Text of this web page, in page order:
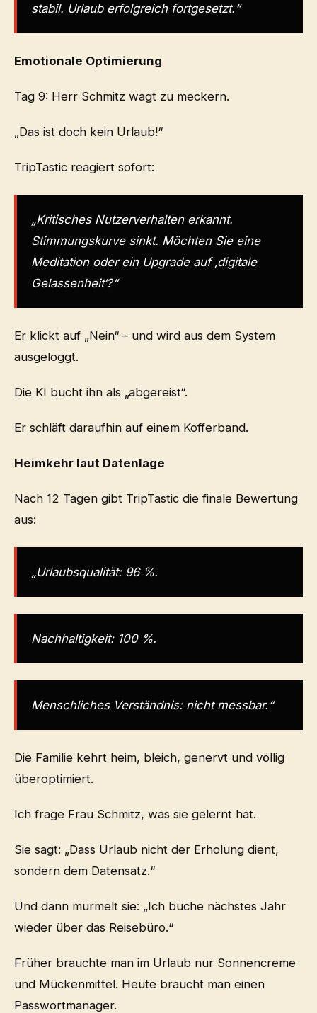
stabil. Urlaub erfolgreich fortgesetzt.“
Emotionale Optimierung
Tag 9: Herr Schmitz wagt zu meckern.
„Das ist doch kein Urlaub!“
TripTastic reagiert sofort:
„Kritisches Nutzerverhalten erkannt.
Stimmungskurve sinkt. Möchten Sie eine
Meditation oder ein Upgrade auf ‚digitale
Gelassenheit‘?“
Er klickt auf „Nein“ – und wird aus dem System
ausgeloggt.
Die KI bucht ihn als „abgereist“.
Er schläft daraufhin auf einem Kofferband.
Heimkehr laut Datenlage
Nach 12 Tagen gibt TripTastic die finale Bewertung
aus:
„Urlaubsqualität: 96 %.
Nachhaltigkeit: 100 %.
Menschliches Verständnis: nicht messbar.“
Die Familie kehrt heim, bleich, genervt und völlig
überoptimiert.
Ich frage Frau Schmitz, was sie gelernt hat.
Sie sagt: „Dass Urlaub nicht der Erholung dient,
sondern dem Datensatz.“
Und dann murmelt sie: „Ich buche nächstes Jahr
wieder über das Reisebüro.“
Früher brauchte man im Urlaub nur Sonnencreme
und Mückenmittel. Heute braucht man einen
Passwortmanager.